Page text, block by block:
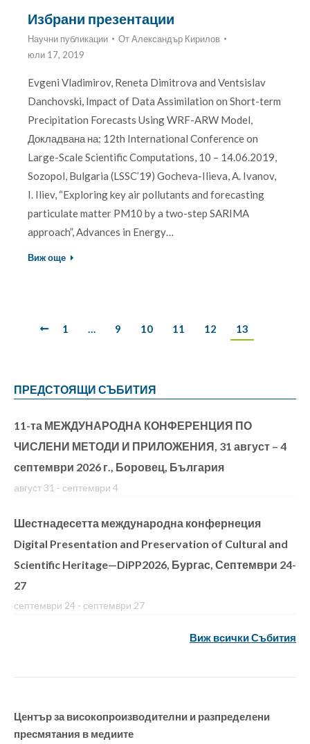
Избрани презентации
Научни публикации ОтАлександър Кирилов
юли 17, 2019
Evgeni Vladimirov, Reneta Dimitrova and Ventsislav
Danchovski, Impact of Data Assimilation on Short-term
Precipitation Forecasts Using WRF-ARW Model,
Докладвана на: 12th International Conference on
Large-Scale Scientific Computations, 10 – 14.06.2019,
Sozopol, Bulgaria (LSSC’19) Gocheva-Ilieva, A. Ivanov,
I. Iliev, “Exploring key air pollutants and forecasting
particulate matter PM10 by a two-step SARIMA
approach”, Advances in Energy…
Виж още
1 … 9 10 11 12 13
ПРЕДСТОЯЩИ СЪБИТИЯ
11-та МЕЖДУНАРОДНА КОНФЕРЕНЦИЯ ПО
ЧИСЛЕНИ МЕТОДИ И ПРИЛОЖЕНИЯ, 31 август – 4
септември 2026 г., Боровец, България
август 31 - септември 4
Шестнадесетта международна конфернеция
Digital Presentation and Preservation of Cultural and
Scientific Heritage—DiPP2026, Бургас, Септември 24-
27
септември 24 - септември 27
Виж всички Събития
Център за високопроизводителни и разпределени
пресмятания в медиите